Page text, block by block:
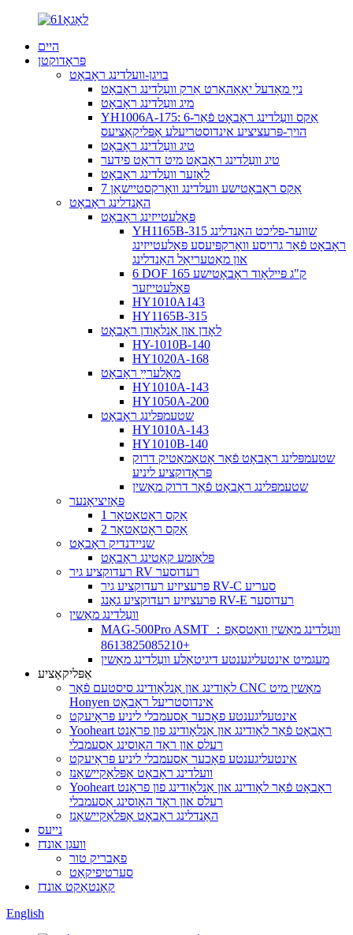
היים
פּראָדוקטן
בויגן-וועלדינג ראָבאָט
נייַ מאָדעל יאָאָהאַרט אַרק וועַלדינג ראָבאָט
מיג וועַלדינג ראָבאָט
YH1006A-175: 6-אַקס וועַלדינג ראָבאָט פֿאַר
הויך-פּרעציציע אינדוסטריעלע אַפּליקאַציעס
טיג וועַלדינג ראָבאָט
טיג וועַלדינג ראָבאָט מיט דראָט פידער
לאַזער וועַלדינג ראָבאָט
7 אַקס ראָבאָטישע וועלדינג וואָרקסטיישאַן
האַנדלינג ראָבאָט
פּאַלעטייזינג ראָבאָט
YH1165B-315 שווער-פליכט האַנדלינג
ראָבאָט פֿאַר גרויסע וואָרקפּיעסע פּאַלעטייזינג
און מאַטעריאַל האַנדלינג
6 DOF 165 ק"ג פּיילאָוד ראָבאָטישע
פּאַלעטייזער
HY1010A143
HY1165B-315
לאָדן און אַנלאָודן ראָבאָט
HY-1010B-140
HY1020A-168
מאָלערײַ ראָבאָט
HY1010A-143
HY1050A-200
שטעמפּלינג ראָבאָט
HY1010A-143
HY1010B-140
שטעמפּלינג ראָבאָט פֿאַר אָטאַמאַטיק דרוק
פּראָדוקציע ליניע
שטעמפּלינג ראָבאָט פֿאַר דרוק מאַשין
פּאַזיציאָנער
1 אַקס ראָטאַטאָר
2 אַקס ראָטאַטאָר
שניידנדיק ראָבאָט
פּלאַזמע קאַטינג ראָבאָט
רעדוקציע גיר RV רעדוסער
פּרעציזיע רעדוקציע גיר RV-C סעריע
פּרעציזיע רעדוקציע גאַנג RV-E רעדוסער
וועַלדינג מאַשין
MAG-500Pro ASMT וועַלדינג מאַשין וואַטסאַפּ：
+8613825085210
מעגמיט אינטעליגענטע דיגיטאַלע וועַלדינג מאַשין
אַפּליקאַציע
לאָודינג און אַנלאָודינג סיסטעם פֿאַר CNC מאַשין מיט
Honyen אינדוסטריעל ראָבאָט
אינטעליגענטע פאָכער אַסעמבלי ליניע פּראָיעקט
Yooheart ראָבאָט פֿאַר לאָודינג און אַנלאָודינג פון פראָנט
רעלס און ראָד האָוסינג אַסעמבלי
אינטעליגענטע פאָכער אַסעמבלי ליניע פּראָיעקט
וועלדינג ראָבאָט אַפּלאַקיישאַנז
Yooheart ראָבאָט פֿאַר לאָודינג און אַנלאָודינג פון פראָנט
רעלס און ראָד האָוסינג אַסעמבלי
האַנדלינג ראָבאָט אַפּלאַקיישאַנז
נייעס
וועגן אונדז
פאַבריק טור
סערטיפיקאַט
קאָנטאַקט אונדז
English